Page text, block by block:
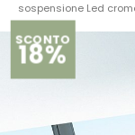
sospensione Led
SCONTO
18%